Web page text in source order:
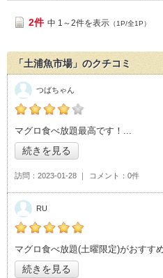
2件 中 1～2件を表示 （1P/全1P）
「土浦魚市場」のクチコミ
つばちゃんの「土浦魚市場>」お
マグロ食べ放題最高です！
続きを見る
訪問 2023-01-28 コメント 0件
つばちゃん
RUの「土浦魚市場>」おすすめ度
マグロ食べ放題(土曜限定)がおすす
続きを見る
RU